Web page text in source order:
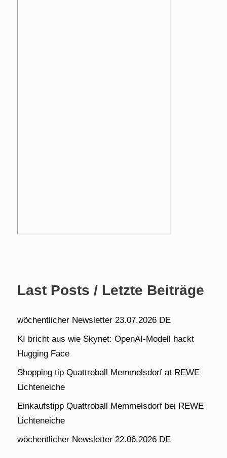
Last Posts / Letzte Beiträge
wöchentlicher Newsletter 23.07.2026 DE
KI bricht aus wie Skynet: OpenAI-Modell hackt
Hugging Face
Shopping tip Quattroball Memmelsdorf at REWE
Lichteneiche
Einkaufstipp Quattroball Memmelsdorf bei REWE
Lichteneiche
wöchentlicher Newsletter 22.06.2026 DE